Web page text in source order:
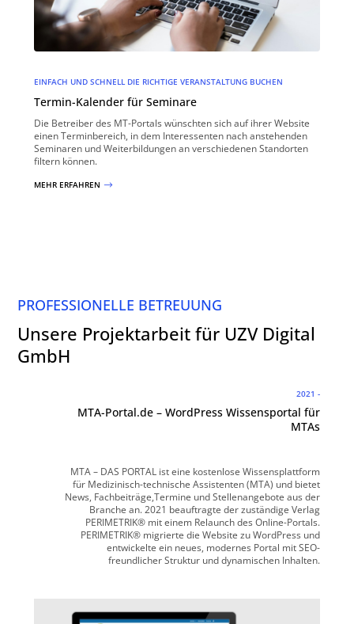
EINFACH UND SCHNELL DIE RICHTIGE VERANSTALTUNG BUCHEN
Termin-Kalender für Seminare
Die Betreiber des MT-Portals wünschten sich auf ihrer Website
einen Terminbereich, in dem Interessenten nach anstehenden
Seminaren und Weiterbildungen an verschiedenen Standorten
filtern können.
MEHR ERFAHREN $
PROFESSIONELLE BETREUUNG
Unsere Projektarbeit für UZV Digital
GmbH
2021 -
MTA-Portal.de – WordPress Wissensportal für
MTAs
MTA – DAS PORTAL ist eine kostenlose Wissensplattform
für Medizinisch-technische Assistenten (MTA) und bietet
News, Fachbeiträge,Termine und Stellenangebote aus der
Branche an. 2021 beauftragte der zuständige Verlag
PERIMETRIK® mit einem Relaunch des Online-Portals.
PERIMETRIK® migrierte die Website zu WordPress und
entwickelte ein neues, modernes Portal mit SEO-
freundlicher Struktur und dynamischen Inhalten.